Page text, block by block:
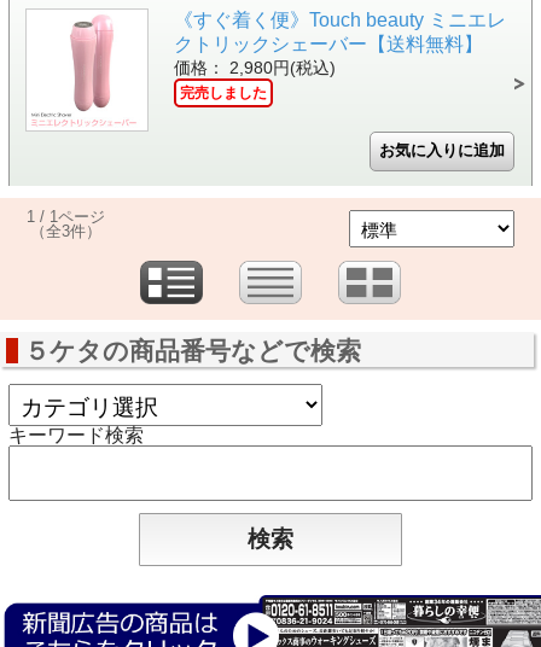
《すぐ着く便》Touch beauty ミニエレ
クトリックシェーバー【送料無料】
価格： 2,980円(税込)
完売しました
1 / 1ページ
（全3件）
５ケタの商品番号などで検索
キーワード検索